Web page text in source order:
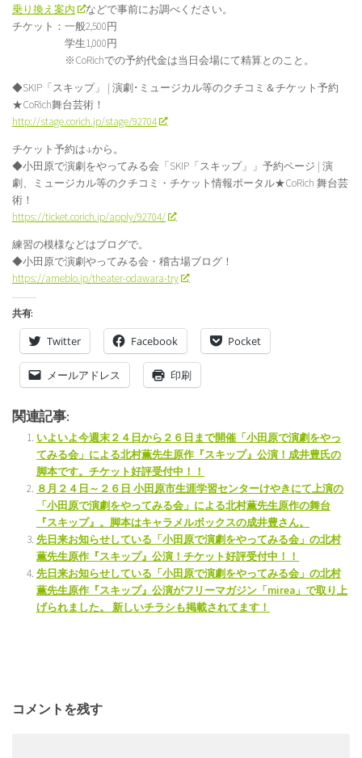
乗り換え案内
などで事前にお調べください。
チケット：一般2,500円
学生1,000円
※CoRichでの予約代金は当日会場にて精算とのこと。
◆SKIP「スキップ」 | 演劇･ミュージカル等のクチコミ＆チケット予約
★CoRich舞台芸術！
http://stage.corich.jp/stage/92704
チケット予約は↓から。
◆小田原で演劇をやってみる会「SKIP「スキップ」」予約ページ | 演
劇、ミュージカル等のクチコミ・チケット情報ポータル★CoRich 舞台芸
術！
https://ticket.corich.jp/apply/92704/
練習の模様などはブログで。
◆小田原で演劇やってみる会・稽古場ブログ！
https://ameblo.jp/theater-odawara-try
共有:
Twitter Facebook Pocket
メールアドレス 印刷
関連記事:
いよいよ今週末２４日から２６日まで開催「小田原で演劇をやっ
てみる会」による北村薫先生原作『スキップ』公演！成井豊氏の
脚本です。チケット好評受付中！！
８月２４日～２６日 小田原市生涯学習センターけやきにて上演の
「小田原で演劇をやってみる会」による北村薫先生原作の舞台
『スキップ』。脚本はキャラメルボックスの成井豊さん。
先日来お知らせしている「小田原で演劇をやってみる会」の北村
薫先生原作『スキップ』公演！チケット好評受付中！！
先日来お知らせしている「小田原で演劇をやってみる会」の北村
薫先生原作『スキップ』公演がフリーマガジン「mirea」で取り上
げられました。 新しいチラシも掲載されてます！
コメントを残す